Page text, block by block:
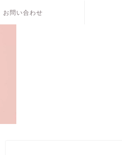
お問い合わせ